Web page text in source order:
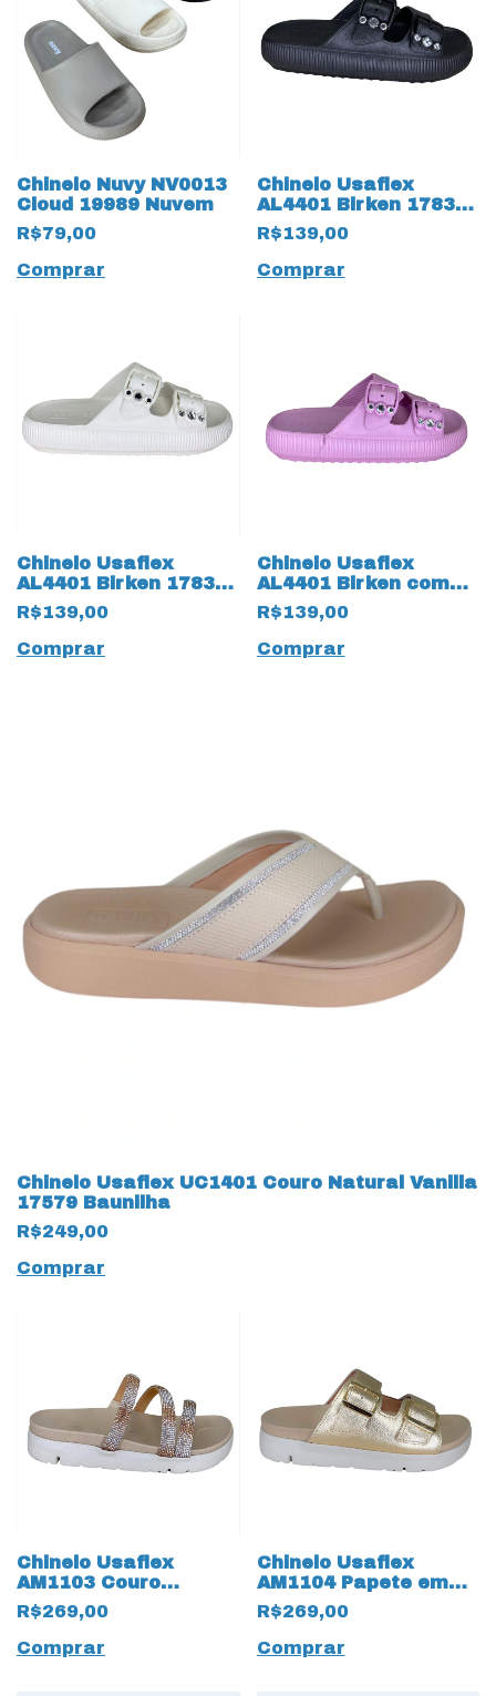
Chinelo Nuvy NV0013
Cloud 19989 Nuvem
R$79,00
Comprar
Chinelo Usaflex
AL4401 Birken 17835
Preto
R$139,00
Comprar
Chinelo Usaflex
AL4401 Birken 17837
Branco
R$139,00
Comprar
Chinelo Usaflex
AL4401 Birken com
ajustes 17836 Rosa
R$139,00
Comprar
Chinelo Usaflex UC1401 Couro Natural Vanilla
17579 Baunilha
R$249,00
Comprar
Chinelo Usaflex
AM1103 Couro
Natural com Strass
17580 Vanilla
R$269,00
Comprar
Chinelo Usaflex
AM1104 Papete em
Couro Natural 17575
com Ajustes
R$269,00
Comprar